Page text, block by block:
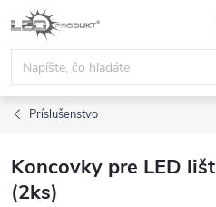
Prejsť
na
obsah
Príslušenstvo
Koncovky pre LED
(2ks)